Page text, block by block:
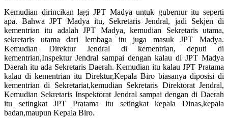
Kemudian dirincikan lagi JPT Madya untuk gubernur itu seperti
apa. Bahwa JPT Madya itu, Sekretaris Jendral, jadi Sekjen di
kementrian itu adalah JPT Madya, kemudian Sekretaris utama,
sekretaris utama dari lembaga itu juga masuk JPT Madya.
Kemudian Direktur Jendral di kementrian, deputi di
kementrian,Inspektur Jendral sampai dengan kalau di JPT Madya
Daerah itu ada Sekretaris Daerah. Kemudian itu kalau JPT Pratama
kalau di kementrian itu Direktur,Kepala Biro biasanya diposisi di
kementrian di Sekretariat,kemudian Sekretaris Direktorat Jendral,
Kemudian Sekretaris Inspektorat Jendral sampai dengan di Daerah
itu setingkat JPT Pratama itu setingkat kepala Dinas,kepala
badan,maupun Kepala Biro.